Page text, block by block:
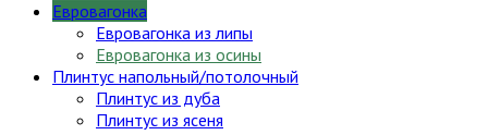
Евровагонка
Евровагонка из липы
Евровагонка из осины
Плинтус напольный/потолочный
Плинтус из дуба
Плинтус из ясеня